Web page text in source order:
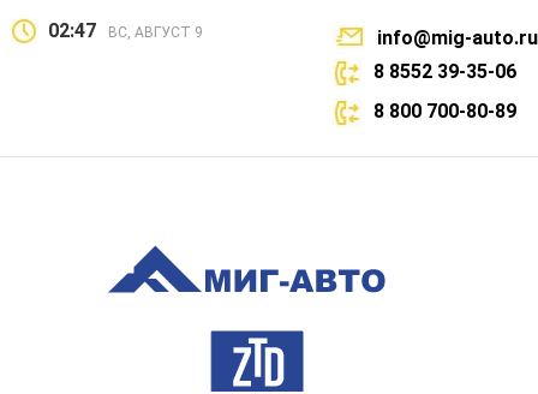
02:47 ВС, АВГУСТ 9
info@mig-auto.ru
8 8552 39-35-06
8 800 700-80-89